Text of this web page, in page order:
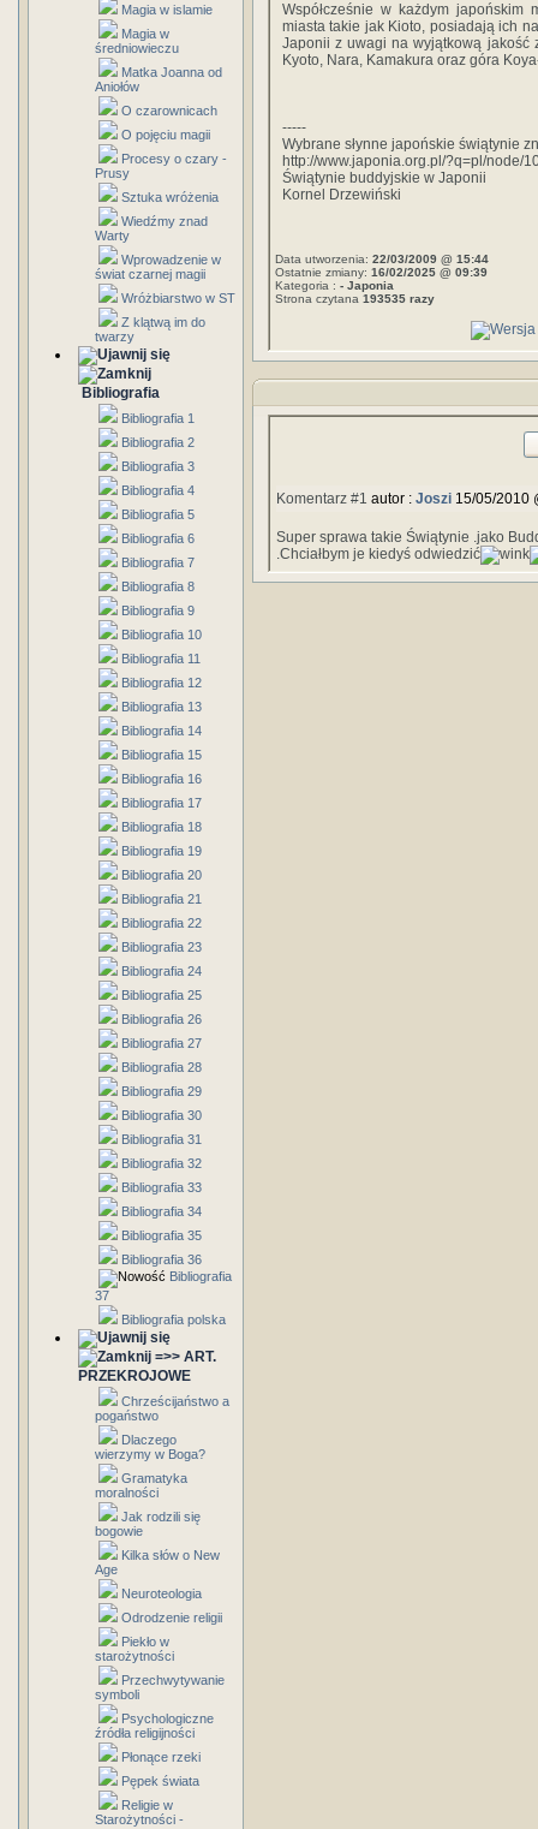
Magia w islamie
Magia w
średniowieczu
Matka Joanna od
Aniołów
O czarownicach
O pojęciu magii
Procesy o czary -
Prusy
Sztuka wróżenia
Wiedźmy znad
Warty
Wprowadzenie w
świat czarnej magii
Wróżbiarstwo w ST
Z klątwą im do
twarzy
Bibliografia
Bibliografia 1
Bibliografia 2
Bibliografia 3
Bibliografia 4
Bibliografia 5
Bibliografia 6
Bibliografia 7
Bibliografia 8
Bibliografia 9
Bibliografia 10
Bibliografia 11
Bibliografia 12
Bibliografia 13
Bibliografia 14
Bibliografia 15
Bibliografia 16
Bibliografia 17
Bibliografia 18
Bibliografia 19
Bibliografia 20
Bibliografia 21
Bibliografia 22
Bibliografia 23
Bibliografia 24
Bibliografia 25
Bibliografia 26
Bibliografia 27
Bibliografia 28
Bibliografia 29
Bibliografia 30
Bibliografia 31
Bibliografia 32
Bibliografia 33
Bibliografia 34
Bibliografia 35
Bibliografia 36
Bibliografia
37
Bibliografia polska
=>> ART.
PRZEKROJOWE
Chrześcijaństwo a
pogaństwo
Dlaczego
wierzymy w Boga?
Gramatyka
moralności
Jak rodzili się
bogowie
Kilka słów o New
Age
Neuroteologia
Odrodzenie religii
Piekło w
starożytności
Przechwytywanie
symboli
Psychologiczne
źródła religijności
Płonące rzeki
Pępek świata
Religie w
Starożytności -
Współcześnie w każdym
miasta takie jak Kioto, posiadają ich
Japonii z uwagi na wyjątkową jakość
Kyoto, Nara, Kamakura oraz góra
-----
Wybrane słynne japońskie świątynie
http://www.japonia.org.pl/?q=pl/node/
Świątynie buddyjskie w Japonii
Kornel Drzewiński
Data utworzenia: 22/03/2009 @ 15:44
Ostatnie zmiany: 16/02/2025 @ 09:39
Kategoria : - Japonia
Strona czytana 193535 razy
Komentarz #1 autor : Joszi 15/05/2010
Super sprawa takie Świątynie .jako
.Chciałbym je kiedyś odwiedzić